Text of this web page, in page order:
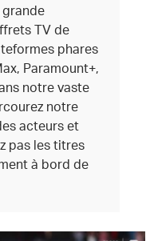
TV de
phares
Paramount+,
notre vaste
notre
acteurs et
pas les titres
à bord de